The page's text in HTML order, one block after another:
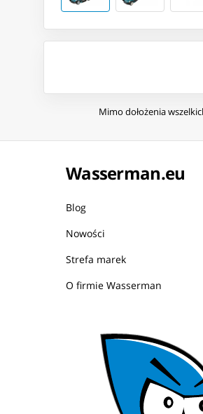
Mimo dołożenia
Wasserman.eu
Blog
Nowości
Strefa marek
O firmie Wasserman